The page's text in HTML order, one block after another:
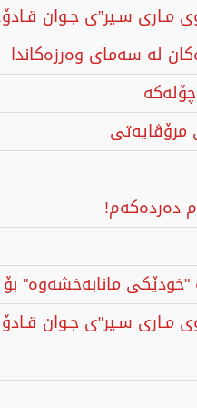
مـاری سـیر”ی جـوان
لە سەمای وەرزەکاندا
مرۆڤایەتی
دەردەکەم!
مانابەخشەوە" بۆ
مـاری سـیر"ی جـوان قـادۆ